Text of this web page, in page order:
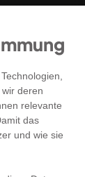
deren
relevante
das
und wie sie